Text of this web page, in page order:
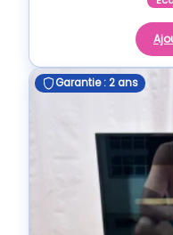
Garantie : 2 ans